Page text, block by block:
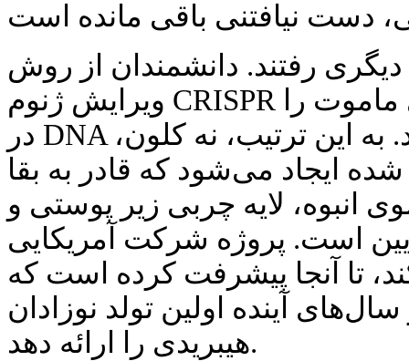
رفتند. دانشمندان از روش
ویرایش ژنوم CRISPR استفاده می‌کنند تا ژن‌های ماموت را
در DNA فیل آسیایی جاسازی کنند. به این ترتیب، نه کلون،
ایجاد می‌شود که قادر به بقا
انبوه، لایه چربی زیر پوستی و
است. پروژه شرکت آمریکایی
تا آنجا پیشرفت کرده است که
آینده اولین تولد نوزادان
هیبریدی را ارائه دهد.